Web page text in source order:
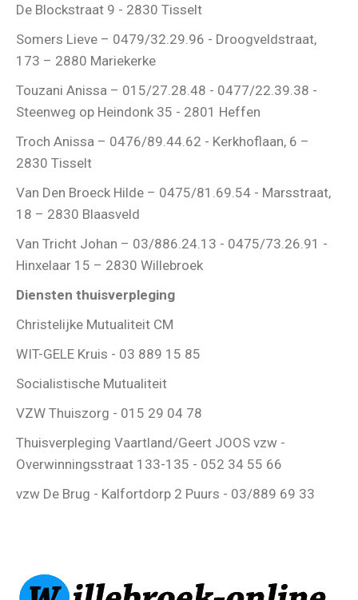
De Blockstraat 9 - 2830 Tisselt
Somers Lieve – 0479/32.29.96 - Droogveldstraat,
173 – 2880 Mariekerke
Touzani Anissa – 015/27.28.48 - 0477/22.39.38 -
Steenweg op Heindonk 35 - 2801 Heffen
Troch Anissa – 0476/89.44.62 - Kerkhoflaan, 6 –
2830 Tisselt
Van Den Broeck Hilde – 0475/81.69.54 - Marsstraat,
18 – 2830 Blaasveld
Van Tricht Johan – 03/886.24.13 - 0475/73.26.91 -
Hinxelaar 15 – 2830 Willebroek
Diensten thuisverpleging
Christelijke Mutualiteit CM
WIT-GELE Kruis - 03 889 15 85
Socialistische Mutualiteit
VZW Thuiszorg - 015 29 04 78
Thuisverpleging Vaartland/Geert JOOS vzw -
Overwinningsstraat 133-135 - 052 34 55 66
vzw De Brug - Kalfortdorp 2 Puurs - 03/889 69 33